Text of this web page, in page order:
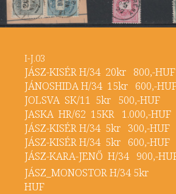
I-J.03
JÁSZ-KISÉR H/34 20kr 800,-HUF
JÁNOSHIDA H/34 15kr 600,-
JOLSVA SK/11 5kr 500,-HUF
JASKA HR/62 15KR 1.000,-HUF
JÁSZ-KISÉR H/34 5kr 300,-HUF
JÁSZ-KISÉR H/34 5kr 600,-HUF
JÁSZ-KARA-JENŐ H/34 900,-
JÁSZ_MONOSTOR H/
HUF